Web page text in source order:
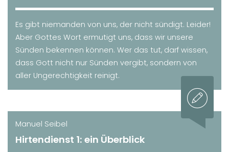
Es gibt niemanden von uns, der nicht sündigt. Leider!
Aber Gottes Wort ermutigt uns, dass wir unsere
Sünden bekennen können. Wer das tut, darf wissen,
dass Gott nicht nur Sünden vergibt, sondern von
aller Ungerechtigkeit reinigt.
Manuel Seibel
Hirtendienst 1: ein Überblick